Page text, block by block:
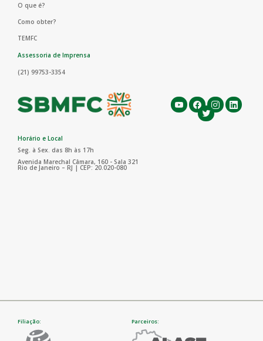
O que é?
Como obter?
TEMFC
Assessoria de Imprensa
(21) 99753-3354
Horário e Local
Seg. à Sex. das 8h às 17h
Avenida Marechal Câmara, 160 - Sala 321
Rio de Janeiro – RJ | CEP: 20.020-080
Filiação: Parceiros: